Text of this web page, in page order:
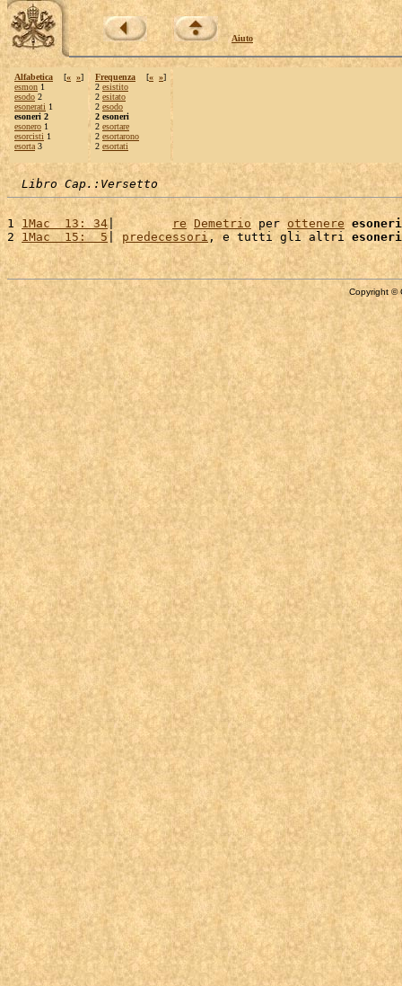
Aiuto
Alfabetica [« »]
esmon 1
esodo 2
esonerati 1
esoneri 2
esonero 1
esorcisti 1
esorta 3
Frequenza [« »]
2 esistito
2 esitato
2 esodo
2 esoneri
2 esortare
2 esortarono
2 esortati
Libro Cap.:Versetto
1 1Mac  13: 34| re Demetrio per ottenere esoneri
2 1Mac  15:  5 predecessori, e tutti gli altri esoneri
Copyright ©